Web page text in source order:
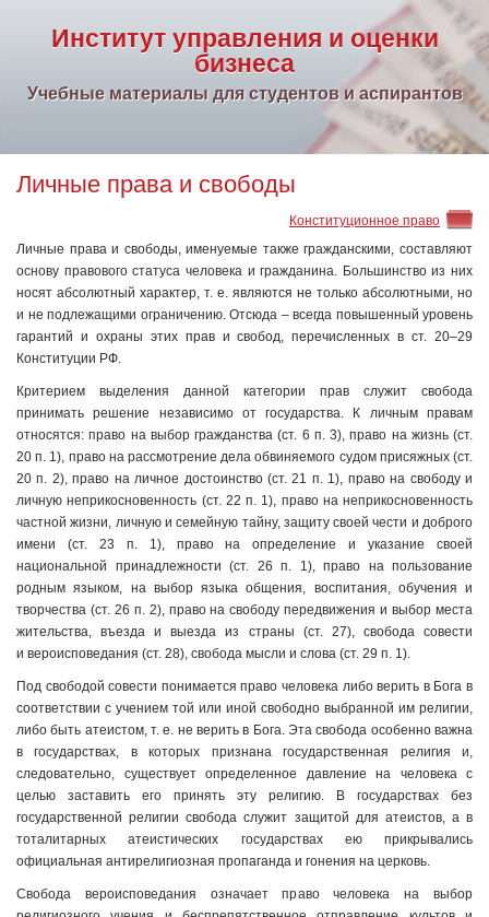
Институт управления и оценки
бизнеса
Учебные материалы для студентов и аспирантов
Личные права и свободы
Конституционное право
Личные права и свободы, именуемые также гражданскими, составляют
основу правового статуса человека и гражданина. Большинство из них
носят абсолютный характер, т. е. являются не только абсолютными, но
и не подлежащими ограничению. Отсюда – всегда повышенный уровень
гарантий и охраны этих прав и свобод, перечисленных в ст. 20–29
Конституции РФ.
Критерием выделения данной категории прав служит свобода
принимать решение независимо от государства. К личным правам
относятся: право на выбор гражданства (ст. 6 п. 3), право на жизнь (ст.
20 п. 1), право на рассмотрение дела обвиняемого судом присяжных (ст.
20 п. 2), право на личное достоинство (ст. 21 п. 1), право на свободу и
личную неприкосновенность (ст. 22 п. 1), право на неприкосновенность
частной жизни, личную и семейную тайну, защиту своей чести и доброго
имени (ст. 23 п. 1), право на определение и указание своей
национальной принадлежности (ст. 26 п. 1), право на пользование
родным языком, на выбор языка общения, воспитания, обучения и
творчества (ст. 26 п. 2), право на свободу передвижения и выбор места
жительства, въезда и выезда из страны (ст. 27), свобода совести
и вероисповедания (ст. 28), свобода мысли и слова (ст. 29 п. 1).
Под свободой совести понимается право человека либо верить в Бога в
соответствии с учением той или иной свободно выбранной им религии,
либо быть атеистом, т. е. не верить в Бога. Эта свобода особенно важна
в государствах, в которых признана государственная религия и,
следовательно, существует определенное давление на человека с
целью заставить его принять эту религию. В государствах без
государственной религии свобода служит защитой для атеистов, а в
тоталитарных атеистических государствах ею прикрывались
официальная антирелигиозная пропаганда и гонения на церковь.
Свобода вероисповедания означает право человека на выбор